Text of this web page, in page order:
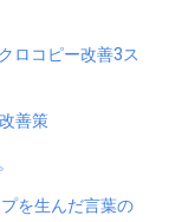
ロコピー改善3ス
善策
を生んだ言葉の